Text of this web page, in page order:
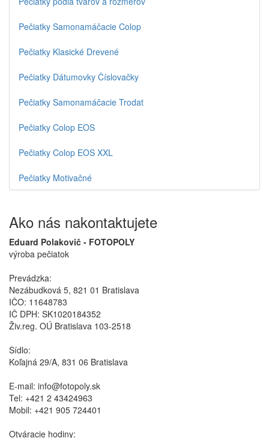
Pečiatky Samonamáčacie Colop
Pečiatky Klasické Drevené
Pečiatky Dátumovky Číslovačky
Pečiatky Samonamáčacie Trodat
Pečiatky Colop EOS
Pečiatky Colop EOS XXL
Pečiatky Motivačné
Ako nás nakontaktujete
Eduard Polakovič - FOTOPOLY
výroba pečiatok
Prevádzka:
Nezábudková 5, 821 01 Bratislava
IČO: 11648783
IČ DPH: SK1020184352
Živ.reg. OÚ Bratislava 103-2518
Sídlo:
Koľajná 29/A, 831 06 Bratislava
E-mail: info@fotopoly.sk
Tel: +421 2 43424963
Mobil: +421 905 724401
Otváracie hodiny: